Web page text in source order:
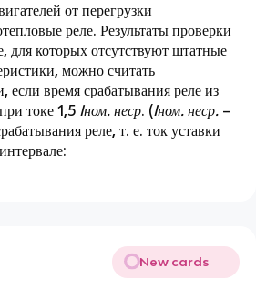
от перегрузки
реле. Результаты проверки
для которых отсутствуют штатные
можно считать
если время срабатывания реле из
токе 1,5 Iном. неср. (Iном. неср.–
реле, т. е. ток уставки
New cards